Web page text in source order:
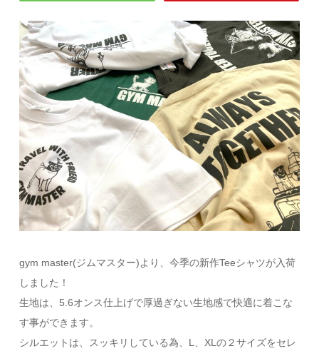
gym master(ジムマスター)より、今季の新作Teeシャツが入荷
しました！
生地は、5.6オンス仕上げで厚過ぎない生地感で快適に着こな
す事ができます。
シルエットは、スッキリしている為、L、XLの２サイズをセレ